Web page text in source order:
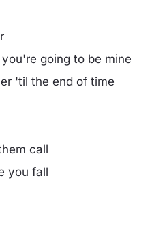
going to be mine
'til the end of time
call
you fall